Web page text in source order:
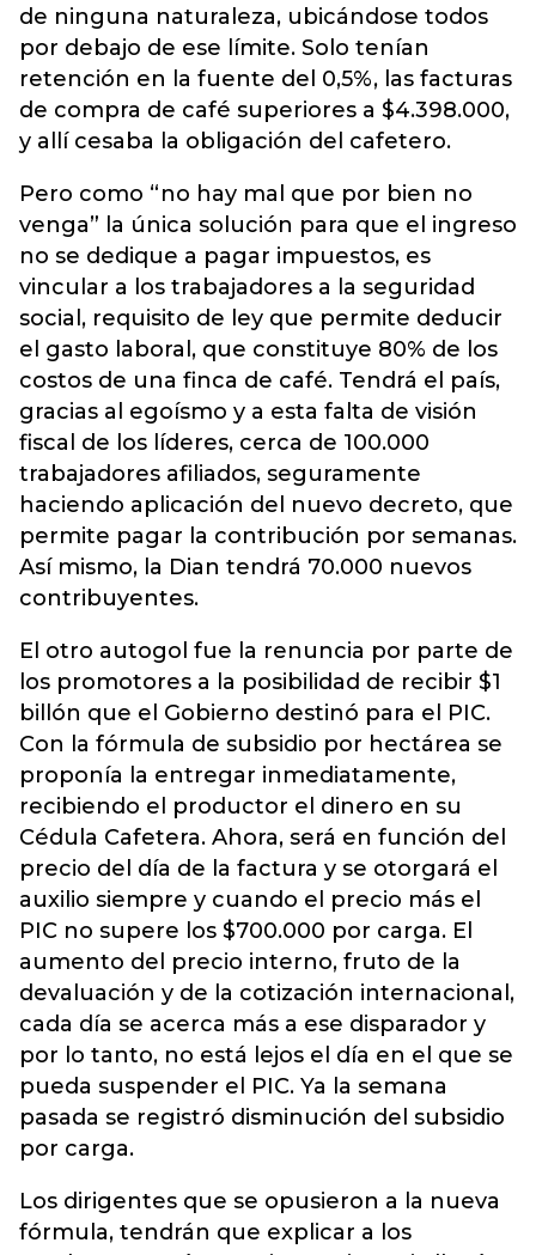
de ninguna naturaleza, ubicándose todos
por debajo de ese límite. Solo tenían
retención en la fuente del 0,5%, las facturas
de compra de café superiores a $4.398.000,
y allí cesaba la obligación del cafetero.
Pero como “no hay mal que por bien no
venga” la única solución para que el ingreso
no se dedique a pagar impuestos, es
vincular a los trabajadores a la seguridad
social, requisito de ley que permite deducir
el gasto laboral, que constituye 80% de los
costos de una finca de café. Tendrá el país,
gracias al egoísmo y a esta falta de visión
fiscal de los líderes, cerca de 100.000
trabajadores afiliados, seguramente
haciendo aplicación del nuevo decreto, que
permite pagar la contribución por semanas.
Así mismo, la Dian tendrá 70.000 nuevos
contribuyentes.
El otro autogol fue la renuncia por parte de
los promotores a la posibilidad de recibir $1
billón que el Gobierno destinó para el PIC.
Con la fórmula de subsidio por hectárea se
proponía la entregar inmediatamente,
recibiendo el productor el dinero en su
Cédula Cafetera. Ahora, será en función del
precio del día de la factura y se otorgará el
auxilio siempre y cuando el precio más el
PIC no supere los $700.000 por carga. El
aumento del precio interno, fruto de la
devaluación y de la cotización internacional,
cada día se acerca más a ese disparador y
por lo tanto, no está lejos el día en el que se
pueda suspender el PIC. Ya la semana
pasada se registró disminución del subsidio
por carga.
Los dirigentes que se opusieron a la nueva
fórmula, tendrán que explicar a los